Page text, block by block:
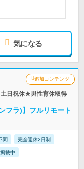
気になる
追加コンテンツ
日祝休★男性育休取得
フラ)】フルリモート
問 完全週休2日制
載中